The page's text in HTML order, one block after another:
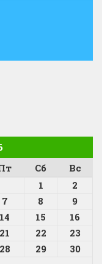
Сб
Вс
1
2
7 8
9
14 15
16
21 22
23
28 29
30